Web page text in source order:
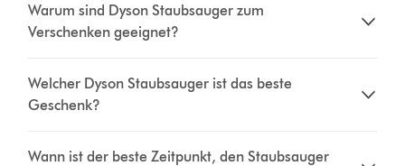
Warum sind Dyson Staubsauger zum
Verschenken geeignet?
Welcher Dyson Staubsauger ist das beste
Geschenk?
Wann ist der beste Zeitpunkt, den Staubsauger